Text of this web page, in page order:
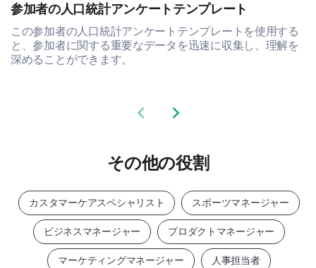
参加者の人口統計アンケートテンプレート
この参加者の人口統計アンケートテンプレートを使用する
と、参加者に関する重要なデータを迅速に収集し、理解を
深めることができます。
Previous slide
Next slide
その他の役割
カスタマーケアスペシャリスト スポーツマネージャー
ビジネスマネージャー プロダクトマネージャー
マーケティングマネージャー 人事担当者